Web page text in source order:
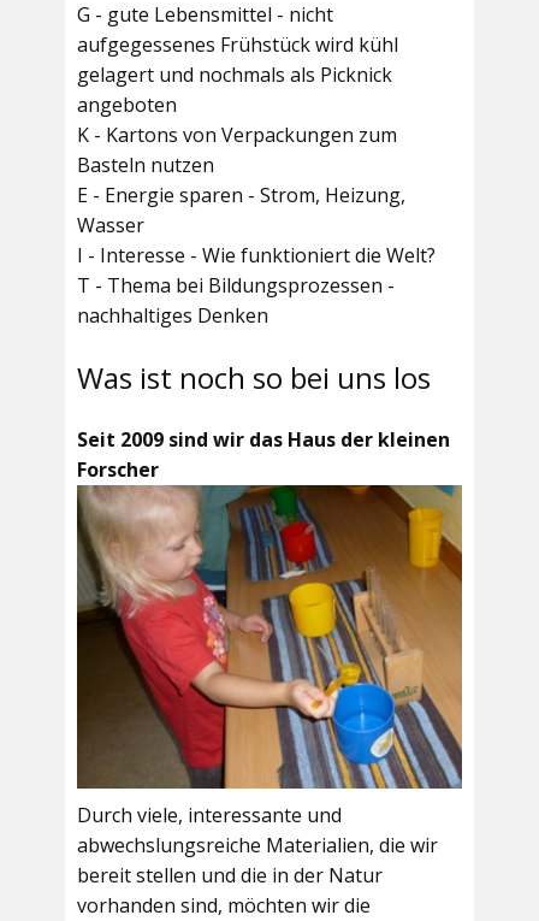
G - gute Lebensmittel - nicht
aufgegessenes Frühstück wird kühl
gelagert und nochmals als Picknick
angeboten
K - Kartons von Verpackungen zum
Basteln nutzen
E - Energie sparen - Strom, Heizung,
Wasser
I - Interesse - Wie funktioniert die Welt?
T - Thema bei Bildungsprozessen -
nachhaltiges Denken
Was ist noch so bei uns los
Seit 2009 sind wir das Haus der kleinen
Forscher
Durch viele, interessante und
abwechslungsreiche Materialien, die wir
bereit stellen und die in der Natur
vorhanden sind, möchten wir die